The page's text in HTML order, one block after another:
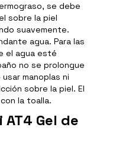
se debe
sobre la piel
suavemente.
agua. Para las
el agua esté
no se prolongue
manoplas ni
sobre la piel. El
la toalla.
Gel de